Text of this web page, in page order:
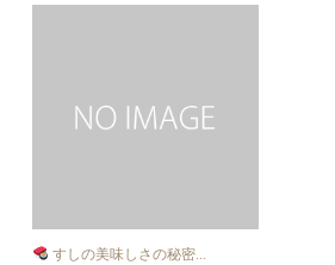
すしの美味しさの秘密...